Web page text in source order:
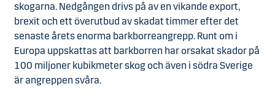
skogarna. Nedgången drivs på av en vikande export,
brexit och ett överutbud av skadat timmer efter det
senaste årets enorma barkborreangrepp. Runt om i
Europa uppskattas att barkborren har orsakat skador på
100 miljoner kubikmeter skog och även i södra Sverige
är angreppen svåra.